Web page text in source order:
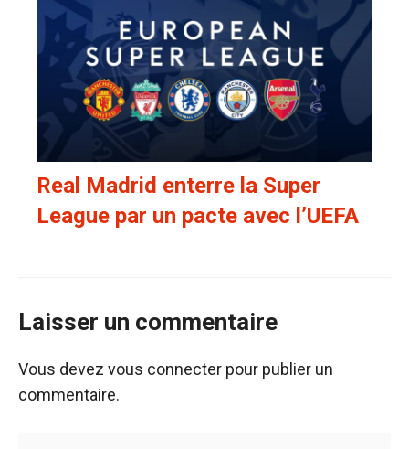
Real Madrid enterre la Super
League par un pacte avec l’UEFA
Laisser un commentaire
Vous devez vous connecter pour publier un
commentaire.